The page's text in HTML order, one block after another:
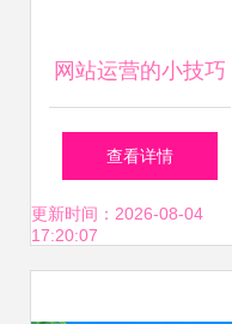
网站运营的小技巧
网络文化经营的七
大原则
查看详情
更新时间：2026-08-04
17:20:07